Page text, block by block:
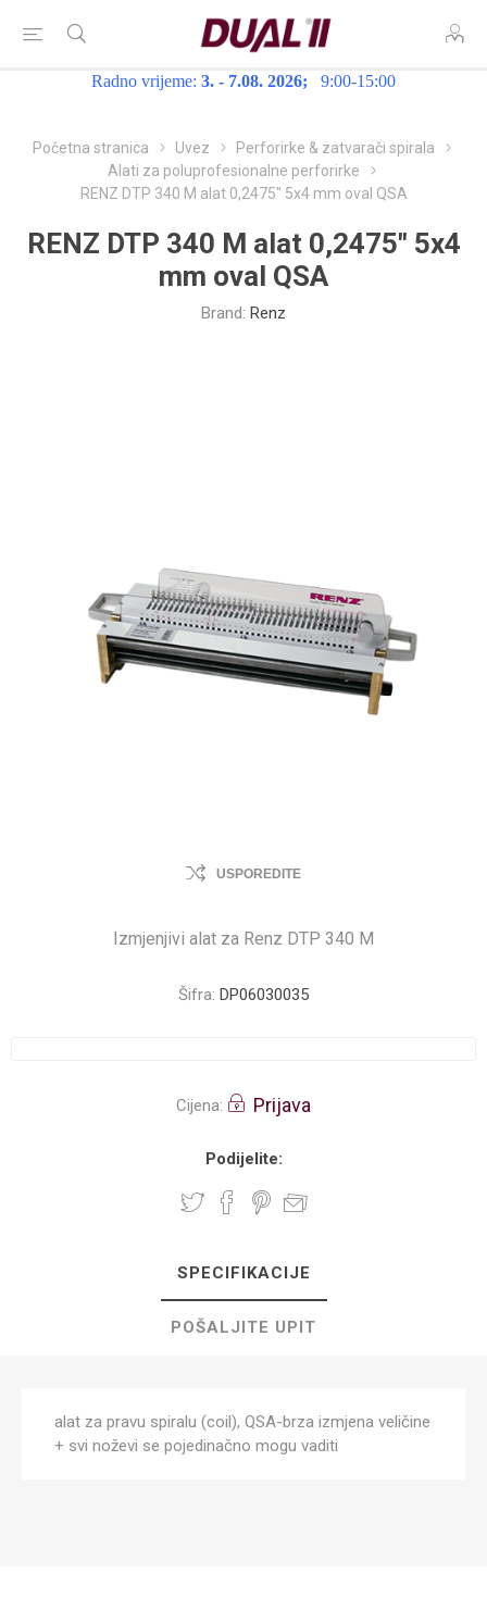
Radno vrijeme: 3. - 7.08. 2026; 9:00-15:00
Početna stranica Uvez
Perforirke & zatvarači spirala
Alati za poluprofesionalne perforirke
RENZ DTP 340 M alat 0,2475" 5x4 mm oval QSA
RENZ DTP 340 M alat 0,2475" 5x4
mm oval QSA
Brand: Renz
USPOREDITE
Izmjenjivi alat za Renz DTP 340 M
Šifra: DP06030035
Cijena: Prijava
Podijelite:
SPECIFIKACIJE
POŠALJITE UPIT
alat za pravu spiralu (coil), QSA-brza izmjena veličine
+ svi noževi se pojedinačno mogu vaditi